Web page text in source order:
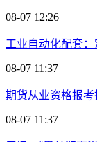
08-07 12:26
工业自动化配套
08-07 11:37
期货从业资格报
08-07 11:37